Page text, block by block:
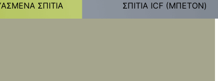
ΣΠΙΤΙΑ ΣΠΙΤΙΑ ICF (ΜΠΕΤΟΝ)